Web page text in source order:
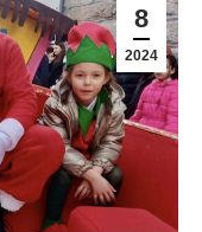
8
2024